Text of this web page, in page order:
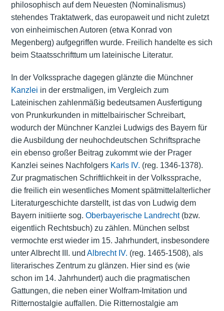
philosophisch auf dem Neuesten (Nominalismus)
stehendes Traktatwerk, das europaweit und nicht zuletzt
von einheimischen Autoren (etwa Konrad von
Megenberg) aufgegriffen wurde. Freilich handelte es sich
beim Staatsschrifttum um lateinische Literatur.
In der Volkssprache dagegen glänzte die Münchner
Kanzlei in der erstmaligen, im Vergleich zum
Lateinischen zahlenmäßig bedeutsamen Ausfertigung
von Prunkurkunden in mittelbairischer Schreibart,
wodurch der Münchner Kanzlei Ludwigs des Bayern für
die Ausbildung der neuhochdeutschen Schriftsprache
ein ebenso großer Beitrag zukommt wie der Prager
Kanzlei seines Nachfolgers Karls IV. (reg. 1346-1378).
Zur pragmatischen Schriftlichkeit in der Volkssprache,
die freilich ein wesentliches Moment spätmittelalterlicher
Literaturgeschichte darstellt, ist das von Ludwig dem
Bayern initiierte sog. Oberbayerische Landrecht(bzw.
eigentlich Rechtsbuch) zu zählen. München selbst
vermochte erst wieder im 15. Jahrhundert, insbesondere
unter Albrecht III. und Albrecht IV. (reg. 1465-1508), als
literarisches Zentrum zu glänzen. Hier sind es (wie
schon im 14. Jahrhundert) auch die pragmatischen
Gattungen, die neben einer Wolfram-Imitation und
Ritternostalgie auffallen. Die Ritternostalgie am